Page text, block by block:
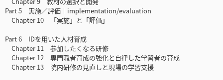
Part 5 実施／評価｜implementation/evaluation
Chapter 10 「実施」と「評価」
Part 6 IDを用いた人材育成
Chapter 11 参加したくなる研修
Chapter 12 専門職者育成の強化と自律した学習者の育成
Chapter 13 院内研修の見直しと現場の学習支援